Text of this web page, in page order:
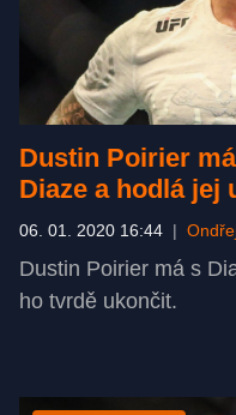
Dustin Poirier
Diaze a hodlá jej
06. 01. 2020 16:44
Dustin Poirier má s
ho tvrdě ukončit.